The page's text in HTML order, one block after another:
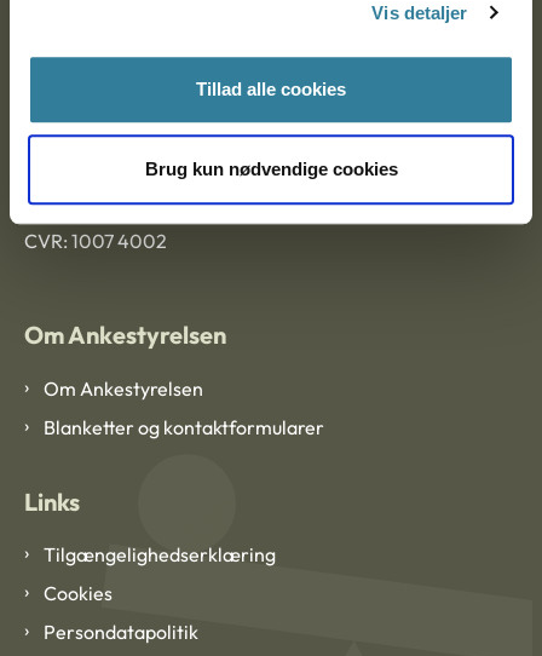
Vis detaljer
Tillad alle cookies
Brug kun nødvendige cookies
Ankestyrelsen København
EAN: 57 98 000 35 48 21
CVR: 1007 4002
Om Ankestyrelsen
Om Ankestyrelsen
Blanketter og kontaktformularer
Links
Tilgængelighedserklæring
Cookies
Persondatapolitik